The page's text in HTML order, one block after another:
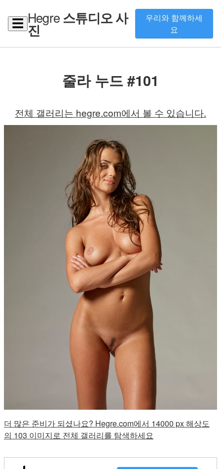
☰ Hegre스튜디오 사
진
우리와 함께하세
요
줄라 누드 #101
전체 갤러리는 hegre.com에서 볼 수 있습니다.
더 많은 준비가 되셨나요? Hegre.com에서 14000 px 해상도
의 103 이미지로 전체 갤러리를 탐색하세요